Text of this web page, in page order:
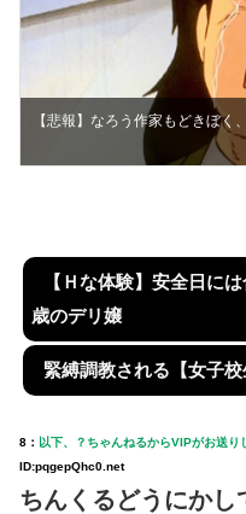
【悲報】なろう作家もどきぼく
【Ｈな体験】安全日に
歳のデリ嬢
緊縛調教される【女子校
8： 以下、？ちゃんねるからVIPがお送り
ID:pqgepQhc0.net
ちんくるどうにかし